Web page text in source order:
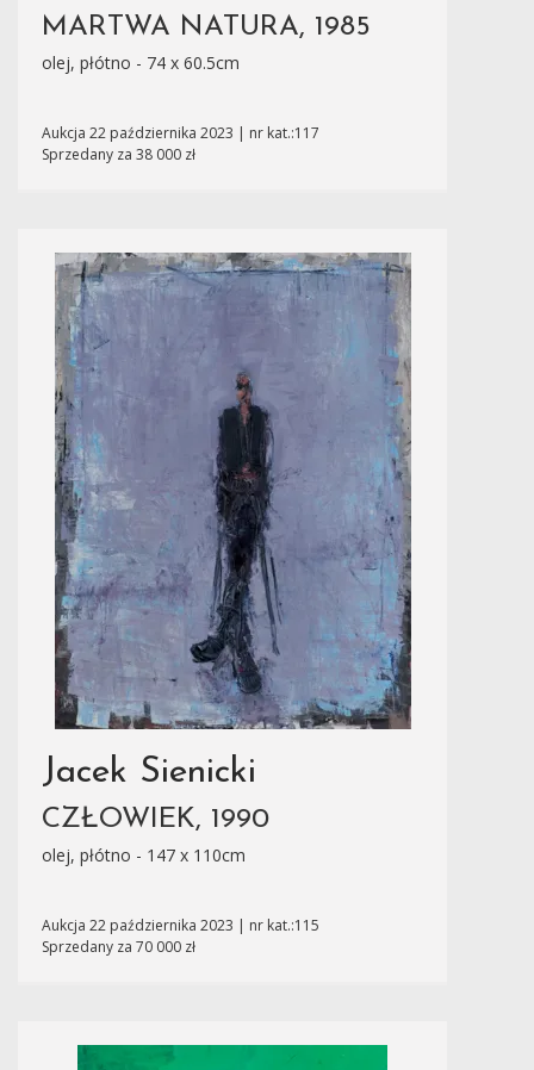
MARTWA NATURA, 1985
olej, płótno - 74 x 60.5cm
Aukcja 22 października 2023 | nr kat.:117
Sprzedany za 38 000 zł
Jacek Sienicki
CZŁOWIEK, 1990
olej, płótno - 147 x 110cm
Aukcja 22 października 2023 | nr kat.:115
Sprzedany za 70 000 zł